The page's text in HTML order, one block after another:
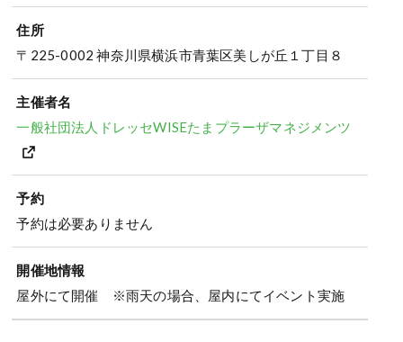
住所
〒225-0002 神奈川県横浜市青葉区美しが丘１丁目８
主催者名
一般社団法人ドレッセWISEたまプラーザマネジメンツ
予約
予約は必要ありません
開催地情報
屋外にて開催 ※雨天の場合、屋内にてイベント実施